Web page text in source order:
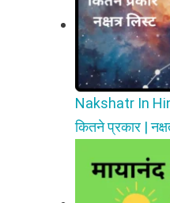
Nakshatr In
कितने प्रकार |